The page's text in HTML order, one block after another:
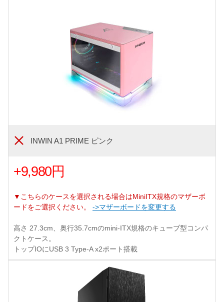
INWIN A1 PRIME ピンク
+9,980円
▼こちらのケースを選択される場合はMiniITX規格のマザーボ
ードをご選択ください。 ->マザーボードを変更する
高さ 27.3cm、奥行35.7cmのmini-ITX規格のキューブ型コンパ
クトケース。
トップIOにUSB 3 Type-A x2ポート搭載